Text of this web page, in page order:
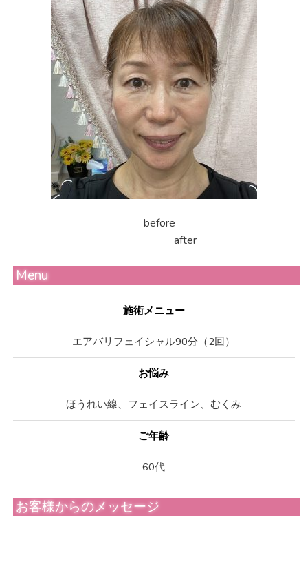
before
after
Menu
施術メニュー
エアバリフェイシャル90分（2回）
お悩み
ほうれい線、フェイスライン、むくみ
ご年齢
60代
お客様からのメッセージ